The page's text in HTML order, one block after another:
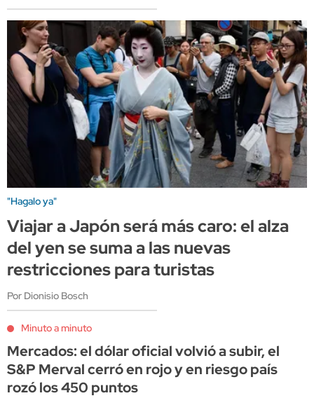
"Hagalo ya"
Viajar a Japón será más caro: el alza
del yen se suma a las nuevas
restricciones para turistas
Por Dionisio Bosch
Minuto a minuto
Mercados: el dólar oficial volvió a subir, el
S&P Merval cerró en rojo y en riesgo país
rozó los 450 puntos